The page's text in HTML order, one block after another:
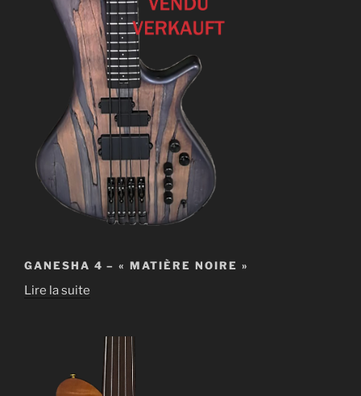
GANESHA 4 – « MATIÈRE NOIRE »
Lire la suite